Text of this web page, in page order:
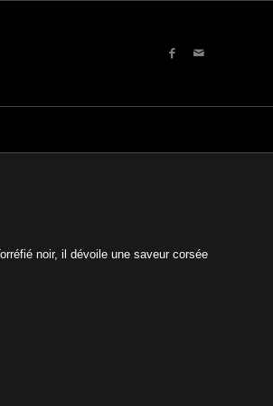
noir, il dévoile une saveur corsée